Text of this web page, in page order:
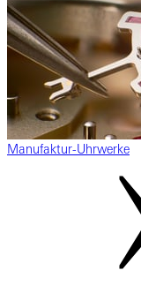
Manufaktur-Uhrwerke